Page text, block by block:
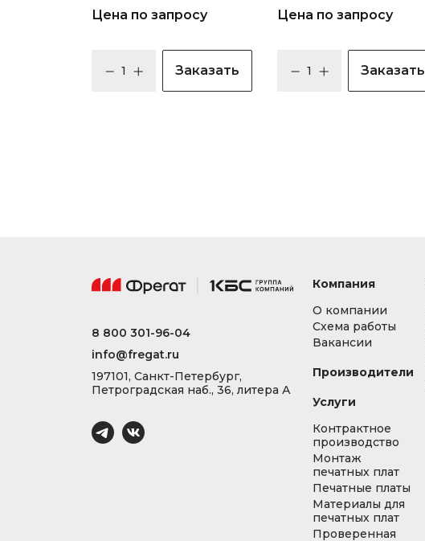
Цена по запросу
Заказать
Цена по запросу
Заказать
8 800 301-96-04
info@fregat.ru
197101, Санкт-Петербург,
Петроградская наб., 36, литера А
Компания
О компании
Схема работы
Вакансии
Производители
Услуги
Контрактное
производство
Монтаж
печатных плат
Печатные платы
Материалы для
печатных плат
Проверенная